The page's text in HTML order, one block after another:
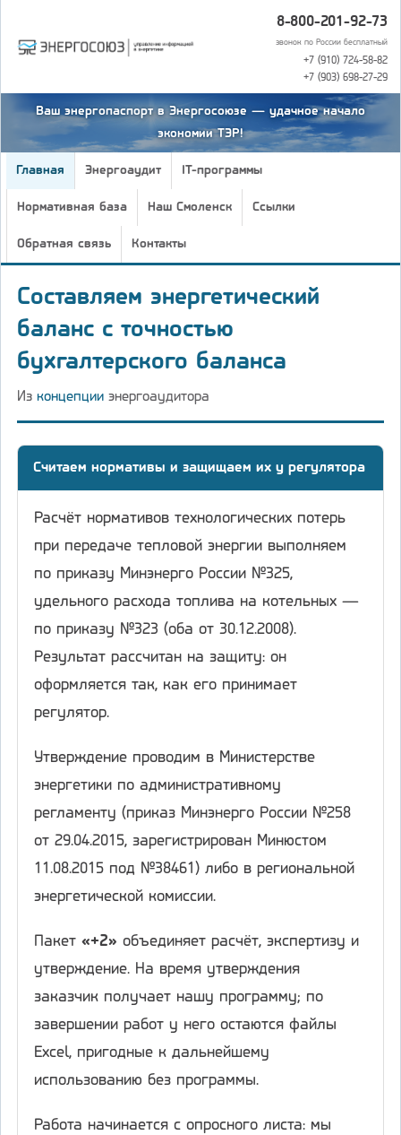
8-800-201-92-73
звонок по России бесплатный
+7 (910) 724-58-82
+7 (903) 698-27-29
Ваш энергопаспорт в Энергосоюзе — удачное начало
экономии ТЭР!
Главная Энергоаудит IT-программы
Нормативная база Наш Смоленск Ссылки
Обратная связь Контакты
Составляем энергетический
баланс с точностью
бухгалтерского баланса
Из концепции энергоаудитора
Считаем нормативы и защищаем их у регулятора
Расчёт нормативов технологических потерь
при передаче тепловой энергии выполняем
по приказу Минэнерго России №325,
удельного расхода топлива на котельных —
по приказу №323 (оба от 30.12.2008).
Результат рассчитан на защиту: он
оформляется так, как его принимает
регулятор.
Утверждение проводим в Министерстве
энергетики по административному
регламенту (приказ Минэнерго России №258
от 29.04.2015, зарегистрирован Минюстом
11.08.2015 под №38461) либо в региональной
энергетической комиссии.
Пакет «+2» объединяет расчёт, экспертизу и
утверждение. На время утверждения
заказчик получает нашу программу; по
завершении работ у него остаются файлы
Excel, пригодные к дальнейшему
использованию без программы.
Работа начинается с опросного листа: мы